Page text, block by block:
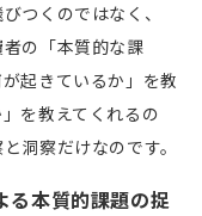
つくのではなく、
の「本質的な課
起きているか」を教
を教えてくれるの
洞察だけなのです。
る本質的課題の捉